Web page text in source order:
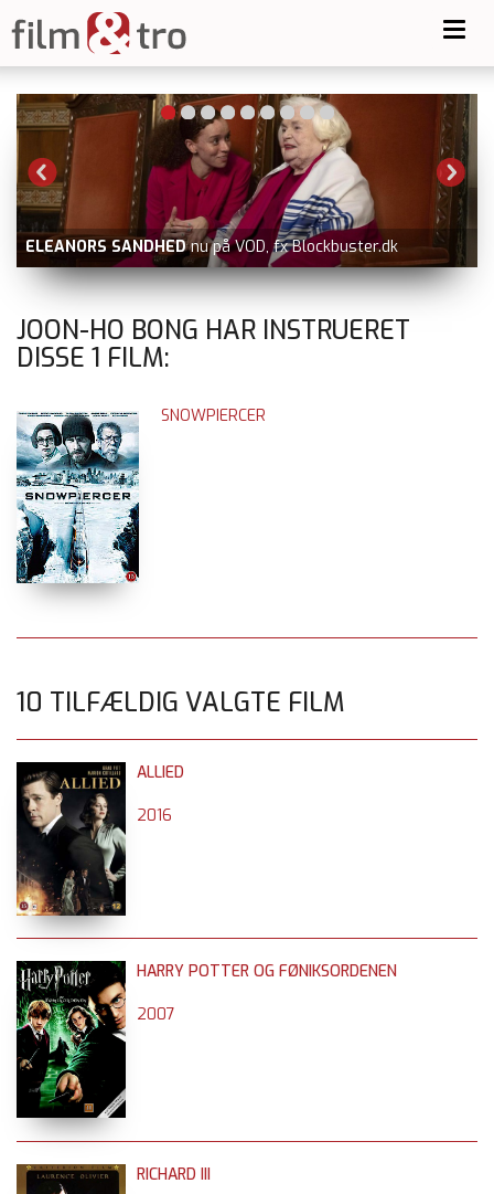
ELEANORS SANDHED nu på VOD, fx Blockbuster.dk
JOON-HO BONG HAR INSTRUERET
DISSE 1 FILM:
SNOWPIERCER
10 TILFÆLDIG VALGTE FILM
ALLIED
2016
HARRY POTTER OG FØNIKSORDENEN
2007
RICHARD III